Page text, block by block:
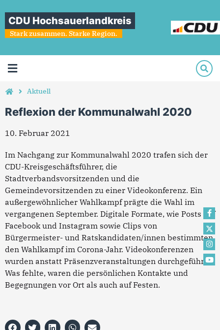
CDU Hochsauerlandkreis
Stark zusammen. Starke Region.
Aktuell
Reflexion der Kommunalwahl 2020
10. Februar 2021
Im Nachgang zur Kommunalwahl 2020 trafen sich der
CDU-Kreisgeschäftsführer, die
Stadtverbandsvorsitzenden und die
Gemeindevorsitzenden zu einer Videokonferenz. Ein
außergewöhnlicher Wahlkampf prägte die Wahl im
vergangenen September. Digitale Formate, wie Posts auf
Facebook und Instagram sowie Clips von
Bürgermeister- und Ratskandidaten/innen bestimmten
den Wahlkampf im Corona-Jahr. Videokonferenzen
wurden anstatt Präsenzveranstaltungen durchgeführt.
Was fehlte, waren die persönlichen Kontakte und
Begegnungen vor Ort als auch auf Festen.